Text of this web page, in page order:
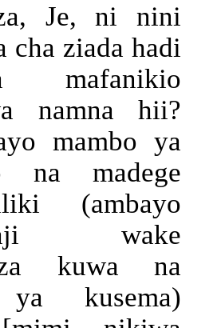
Je, ni nini
cha ziada hadi
mafanikio
namna hii?
mambo ya
na madege
(ambayo
wake
kuwa na
kusema)